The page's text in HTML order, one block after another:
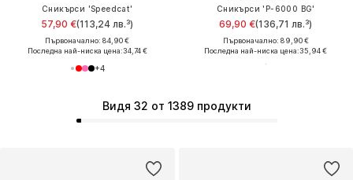
Сникърси 'Speedcat'
57,90 €(113,24 лв.³)
Първоначално: 84,90 €
Последна най-ниска цена:34,74 €
+4
Сникърси 'P-6000 BG'
69,90 €(136,71 лв.³)
Първоначално: 89,90 €
Последна най-ниска цена:35,94 €
Видя 32 от 1389 продукти